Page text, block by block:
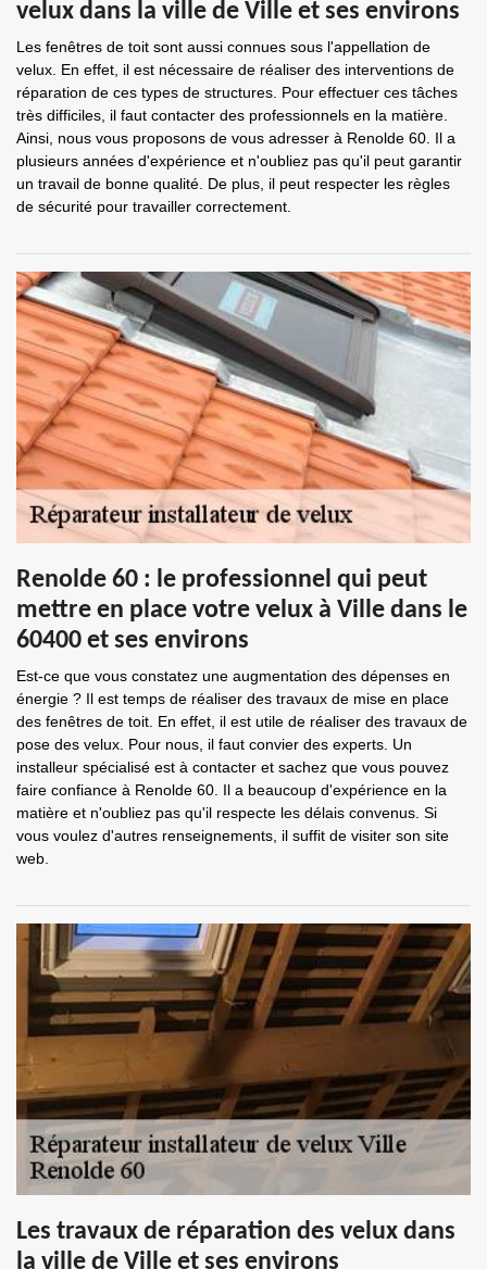
velux dans la ville de Ville et ses environs
Les fenêtres de toit sont aussi connues sous l'appellation de
velux. En effet, il est nécessaire de réaliser des interventions de
réparation de ces types de structures. Pour effectuer ces tâches
très difficiles, il faut contacter des professionnels en la matière.
Ainsi, nous vous proposons de vous adresser à Renolde 60. Il a
plusieurs années d'expérience et n'oubliez pas qu'il peut garantir
un travail de bonne qualité. De plus, il peut respecter les règles
de sécurité pour travailler correctement.
Renolde 60 : le professionnel qui peut
mettre en place votre velux à Ville dans le
60400 et ses environs
Est-ce que vous constatez une augmentation des dépenses en
énergie ? Il est temps de réaliser des travaux de mise en place
des fenêtres de toit. En effet, il est utile de réaliser des travaux de
pose des velux. Pour nous, il faut convier des experts. Un
installeur spécialisé est à contacter et sachez que vous pouvez
faire confiance à Renolde 60. Il a beaucoup d'expérience en la
matière et n'oubliez pas qu'il respecte les délais convenus. Si
vous voulez d'autres renseignements, il suffit de visiter son site
web.
Les travaux de réparation des velux dans
la ville de Ville et ses environs